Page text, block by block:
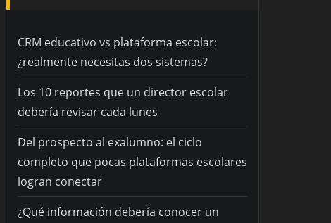
CRM educativo vs plataforma escolar:
¿realmente necesitas dos sistemas?
Los 10 reportes que un director escolar
debería revisar cada lunes
Del prospecto al exalumno: el ciclo
completo que pocas plataformas escolares
logran conectar
¿Qué información debería conocer un